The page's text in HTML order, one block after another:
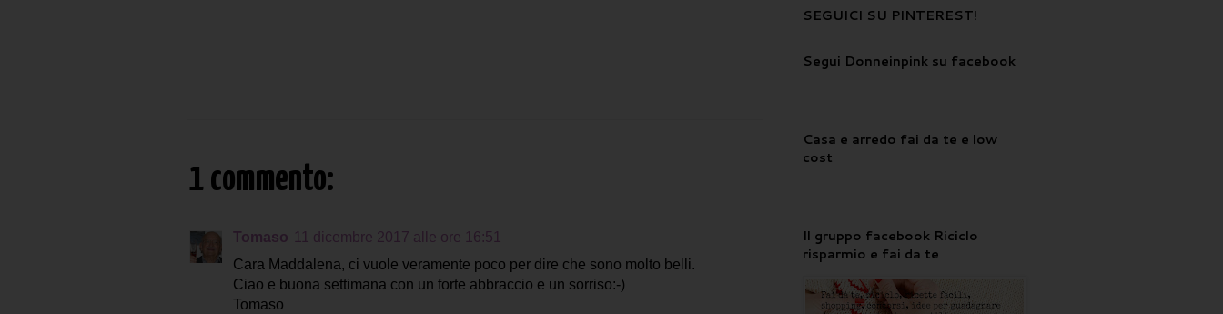
1 commento:
Tomaso 11 dicembre 2017 alle ore 16:51
Cara Maddalena, ci vuole veramente poco per dire che sono molto belli.
Ciao e buona settimana con un forte abbraccio e un sorriso:-)
Tomaso
SEGUICI SU PINTEREST!
Segui Donneinpink su facebook
Casa e arredo fai da te e low
cost
Il gruppo facebook Riciclo
risparmio e fai da te